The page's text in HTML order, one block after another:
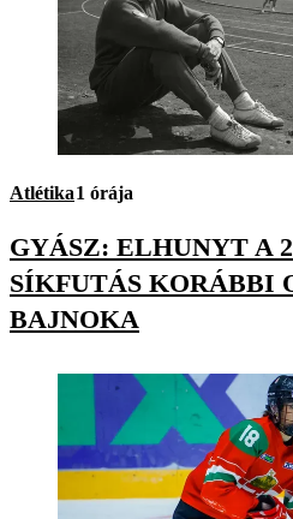
Atlétika1 órája
GYÁSZ: ELHUNYT A
SÍKFUTÁS KORÁBBI
BAJNOKA